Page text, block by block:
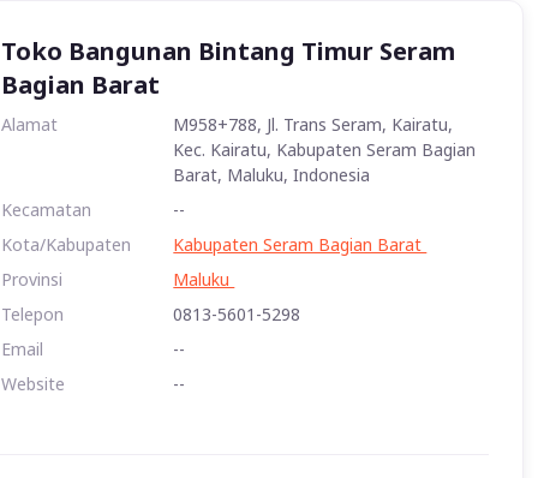
Toko Bangunan Bintang Timur Seram
Bagian Barat
Alamat
M958+788, Jl. Trans Seram, Kairatu,
Kec. Kairatu, Kabupaten Seram Bagian
Barat, Maluku, Indonesia
Kecamatan
--
Kota/Kabupaten
Kabupaten Seram Bagian Barat
Provinsi
Maluku
Telepon
0813-5601-5298
Email
--
Website
--